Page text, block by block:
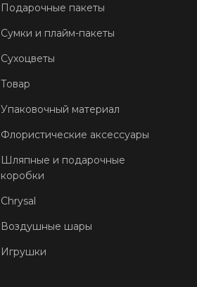
Подарочные пакеты
Сумки и плайм-пакеты
Сухоцветы
Товар
Упаковочный материал
Флористические аксессуары
Шляпные и подарочные
коробки
Chrysal
Воздушные шары
Игрушки